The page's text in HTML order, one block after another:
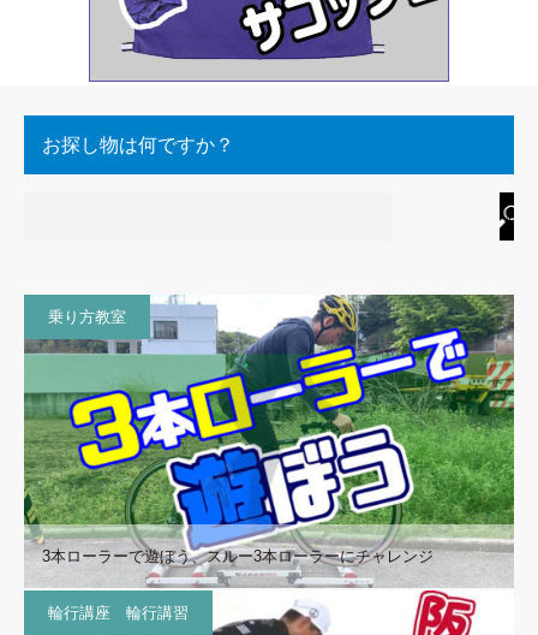
お探し物は何ですか？
乗り方教室
3本ローラーで遊ぼう、スルー3本ローラーにチャレンジ
輪行講座 輪行講習